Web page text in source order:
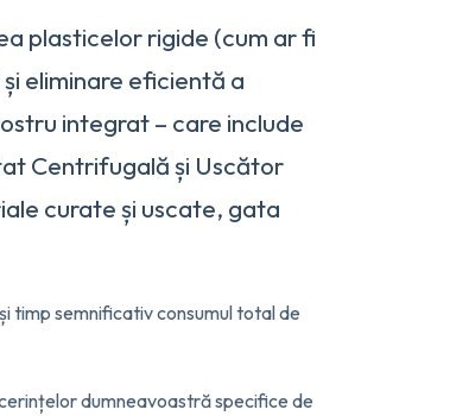
plasticelor rigide (cum ar fi
eliminare eficientă a
integrat – care include
Centrifugală și Uscător
curate și uscate, gata
timp semnificativ consumul total de
dumneavoastră specifice de